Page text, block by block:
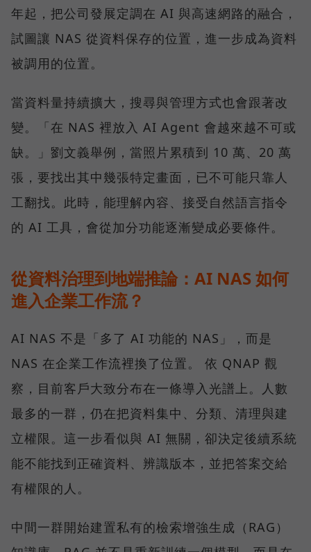
年起，把公司發展定調在 AI 與高速網路的融合，
試圖讓 NAS 從資料保存的位置，進一步成為資料
被調用的位置。
當資料量持續擴大，搜尋與管理方式也會跟著改
變。「在 NAS 裡放入 AI Agent 會越來越不可或
缺。」劉文義舉例，當照片累積到 10 萬、20 萬
張，要找出其中幾張特定畫面，已不可能只靠人
工翻找。此時，能理解內容、接受自然語言指令
的 AI 工具，會從加分功能逐漸變成必要條件。
從資料治理到地端推論：AI NAS 如何
進入企業工作流？
AI NAS 不是「多了 AI 功能的 NAS」，而是
NAS 在企業工作流裡換了位置。 依 QNAP 觀
察，目前客戶大致分布在一條導入光譜上。人數
最多的一群，仍在把資料集中、分類、清理與建
立權限。這一步看似與 AI 無關，卻決定後續系統
能不能找到正確資料、辨識版本，並把答案交給
有權限的人。
中間一群開始建置私有的檢索增強生成（RAG）